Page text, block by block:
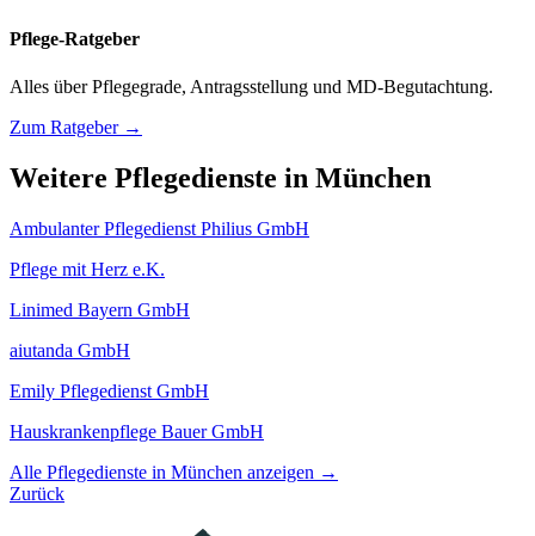
Pflege-Ratgeber
Alles über Pflegegrade, Antragsstellung und MD-Begutachtung.
Zum Ratgeber →
Weitere Pflegedienste in München
Ambulanter Pflegedienst Philius GmbH
Pflege mit Herz e.K.
Linimed Bayern GmbH
aiutanda GmbH
Emily Pflegedienst GmbH
Hauskrankenpflege Bauer GmbH
Alle Pflegedienste in München anzeigen →
Zurück